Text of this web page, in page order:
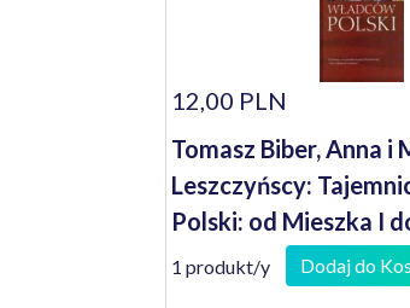
12,00 PLN
Tomasz Biber, Anna i
Leszczyńscy:
Polski: od Mieszka I
Augusta
ciekawostki i
1 produkt/y Dodaj do